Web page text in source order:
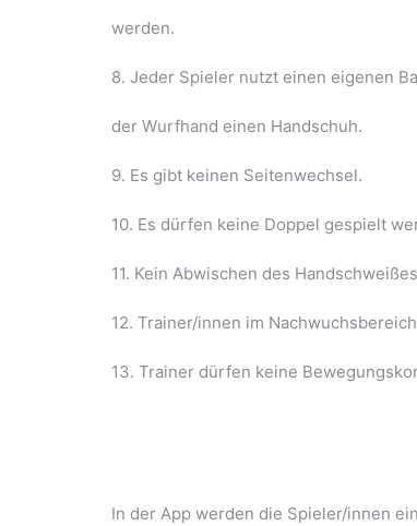
werden.
8. Jeder Spieler nutzt einen eigenen
der Wurfhand einen Handschuh.
9. Es gibt keinen Seitenwechsel.
10. Es dürfen keine Doppel gespielt
11. Kein Abwischen des
12. Trainer/innen im
13. Trainer dürfen keine
In der App werden die Spieler/innen